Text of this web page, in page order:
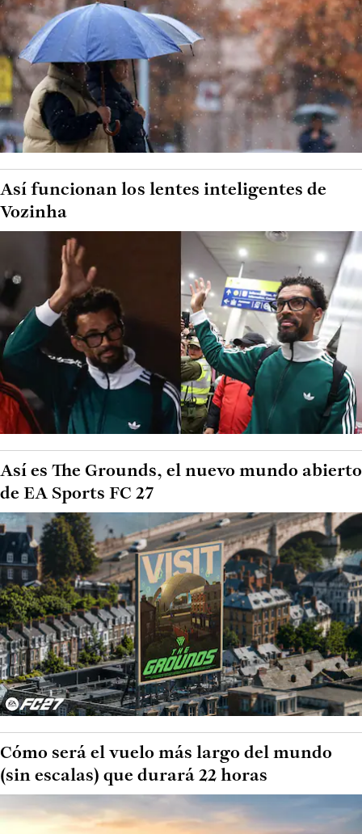
Así funcionan los lentes inteligentes de
Vozinha
Así es The Grounds, el nuevo mundo abierto
de EA Sports FC 27
Cómo será el vuelo más largo del mundo
(sin escalas) que durará 22 horas